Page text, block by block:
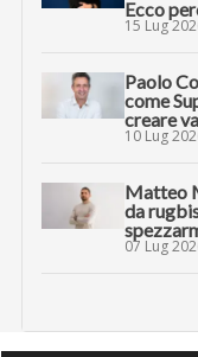
Ecco
15 Lug
Paolo
come
creare
10 Lug
Matteo
da
07 Lug